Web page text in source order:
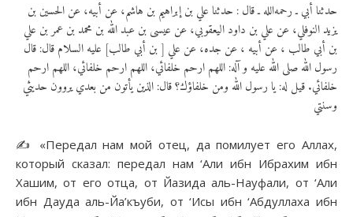
حدثنا أبي ـ رحمه‌الله ـ قال : حدثنا علي بن إبراهيم بن هاشم، عن أبيه، عن الحسين بن
يزيد النوفلي، عن علي بن داود اليعقوبي، عن عيسى بن عبد الله بن محمد بن عمر بن علي
بن أبي طالب ، عن أبيه ، عن جده، عن علي [ بن أبي طالب] عليه‌ السلام قال: قال
رسول الله صلى ‌الله‌ عليه‌ و آله: اللهم ارحم خلفائي، اللهم ارحم خلفائي، اللهم ارحم
خلفائي. قيل له: يا رسول الله ومن خلفاؤك؟ قال: الذين يأتون من بعدي يروون حديثي
وسنتي
✍️ «Передал нам мой отец, да помилует его Аллах,
который сказал: передал нам ‘Али ибн Ибрахим ибн
Хашим, от его отца, от Йазида аль-Науфали, от ‘Али
ибн Дауда аль-Йа’къуби, от ‘Исы ибн ‘Абдуллаха ибн